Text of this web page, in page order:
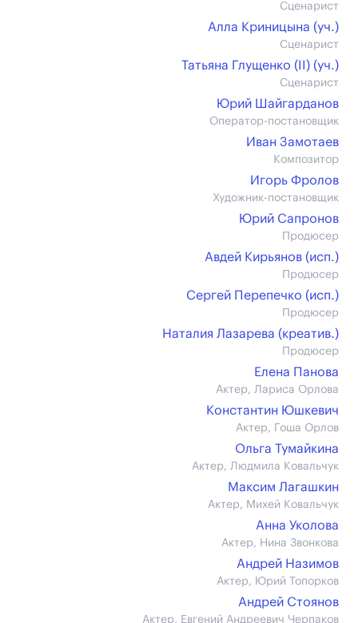
Сценарист
Алла Криницына (уч.)
Сценарист
Татьяна Глущенко (II) (уч.)
Сценарист
Юрий Шайгарданов
Оператор-постановщик
Иван Замотаев
Композитор
Игорь Фролов
Художник-постановщик
Юрий Сапронов
Продюсер
Авдей Кирьянов (иcп.)
Продюсер
Сергей Перепечко (иcп.)
Продюсер
Наталия Лазарева (креатив.)
Продюсер
Елена Панова
Актер, Лариса Орлова
Константин Юшкевич
Актер, Гоша Орлов
Ольга Тумайкина
Актер, Людмила Ковальчук
Максим Лагашкин
Актер, Михей Ковальчук
Анна Уколова
Актер, Нина Звонкова
Андрей Назимов
Актер, Юрий Топорков
Андрей Стоянов
Актер, Евгений Андреевич Черпаков